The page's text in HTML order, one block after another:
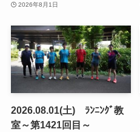
2026年8月1日
2026.08.01(土) ﾗﾝﾆﾝｸﾞ教
室～第1421回目～